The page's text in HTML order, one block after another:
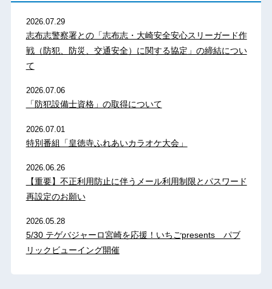
2026.07.29
志布志警察署との「志布志・大崎安全安心スリーガード作
戦（防犯、防災、交通安全）に関する協定」の締結につい
て
2026.07.06
「防犯設備士資格」の取得について
2026.07.01
特別番組「皇徳寺ふれあいカラオケ大会」
2026.06.26
【重要】不正利用防止に伴うメール利用制限とパスワード
再設定のお願い
2026.05.28
5/30 テゲバジャーロ宮崎を応援！いちごpresents パブ
リックビューイング開催